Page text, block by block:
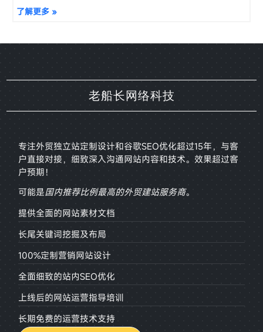
了解更多 »
老船长网络科技
专注外贸独立站定制设计和谷歌SEO优化超过15年，与客
户直接对接， 细致深入沟通网站内容和技术。效果超过客
户预期！
可能是国内推荐比例最高的外贸建站服务商。
提供全面的网站素材文档
长尾关键词挖掘及布局
100%定制营销网站设计
全面细致的站内SEO优化
上线后的网站运营指导培训
长期免费的运营技术支持